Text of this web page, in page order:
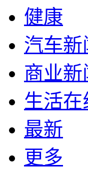
健康
汽车新
商业新
生活在
最新
更多